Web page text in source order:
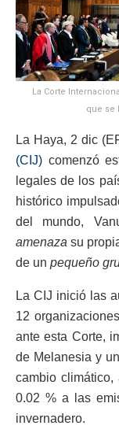
La Corte
que se
La Haya, 2 dic
(CIJ) comenzó
legales de los
histórico
del mundo,
amenaza su
de un pequeño
La CIJ inició las
12
ante esta Corte,
de Melanesia y
cambio climático,
0.02 % a las
invernadero.